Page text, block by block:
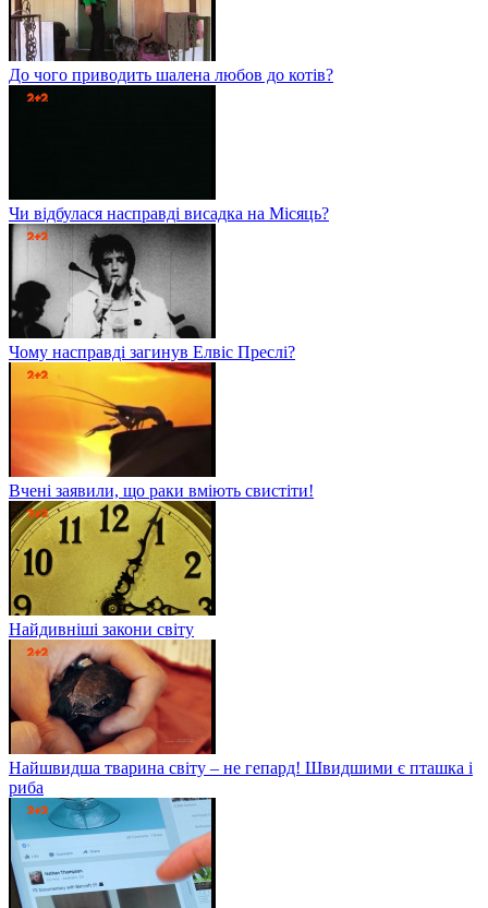
До чого приводить шалена любов до котів?
Чи відбулася насправді висадка на Місяць?
Чому насправді загинув Елвіс Преслі?
Вчені заявили, що раки вміють свистіти!
Найдивніші закони світу
Найшвидша тварина світу – не гепард! Швидшими є пташка і
риба